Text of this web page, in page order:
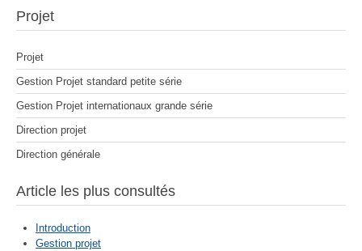
Projet
Projet
Gestion Projet standard petite série
Gestion Projet internationaux grande série
Direction projet
Direction générale
Article les plus consultés
Introduction
Gestion projet